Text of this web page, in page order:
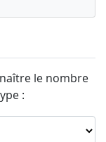
le nombre
: